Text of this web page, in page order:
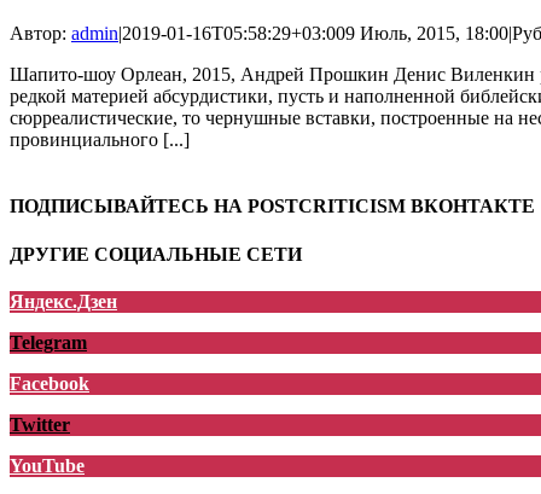
Автор: admin|2019-01-16T05:58:29+03:009 Июль, 2015, 18:00|
Шапито-шоу Орлеан, 2015, Андрей Прошкин Денис Виленкин
редкой материей абсурдистики, пусть и наполненной
сюрреалистические, то чернушные вставки, построенные на
провинциального [...]
ПОДПИСЫВАЙТЕСЬ НА POSTCRITICISM ВКОНТАКТЕ
ДРУГИЕ СОЦИАЛЬНЫЕ СЕТИ
Яндекс.Дзен
Telegram
Facebook
Twitter
YouTube